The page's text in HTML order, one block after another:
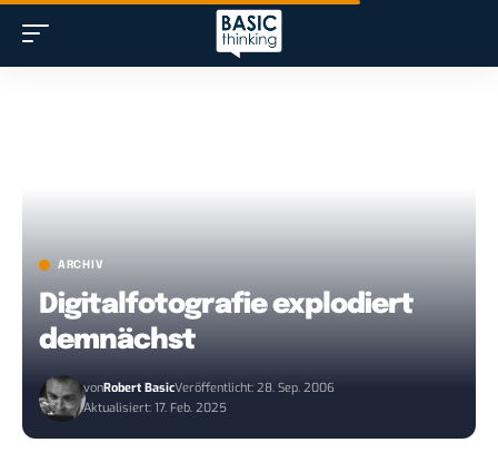
ARCHIV
Digitalfotografie explodiert
demnächst
vonRobert BasicVeröffentlicht: 28. Sep. 2006
Aktualisiert: 17. Feb. 2025